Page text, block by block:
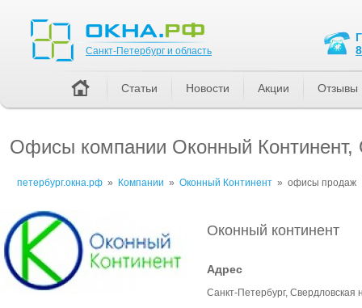
Офисы компании Оконный
петербург.окна.рф » Компании » Оконный Континент » офисы продаж
Оконный континент
Адрес
Санкт-Петербург, Свердловская
Санкт-Петербург и область
Статьи Новости Акции Отзывы